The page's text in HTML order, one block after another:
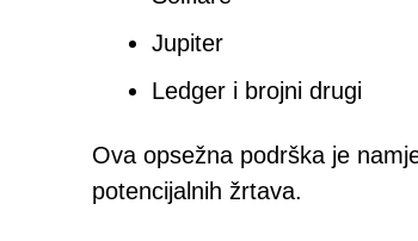
Jupiter
Ledger i brojni drugi
Ova opsežna podrška je
potencijalnih žrtava.